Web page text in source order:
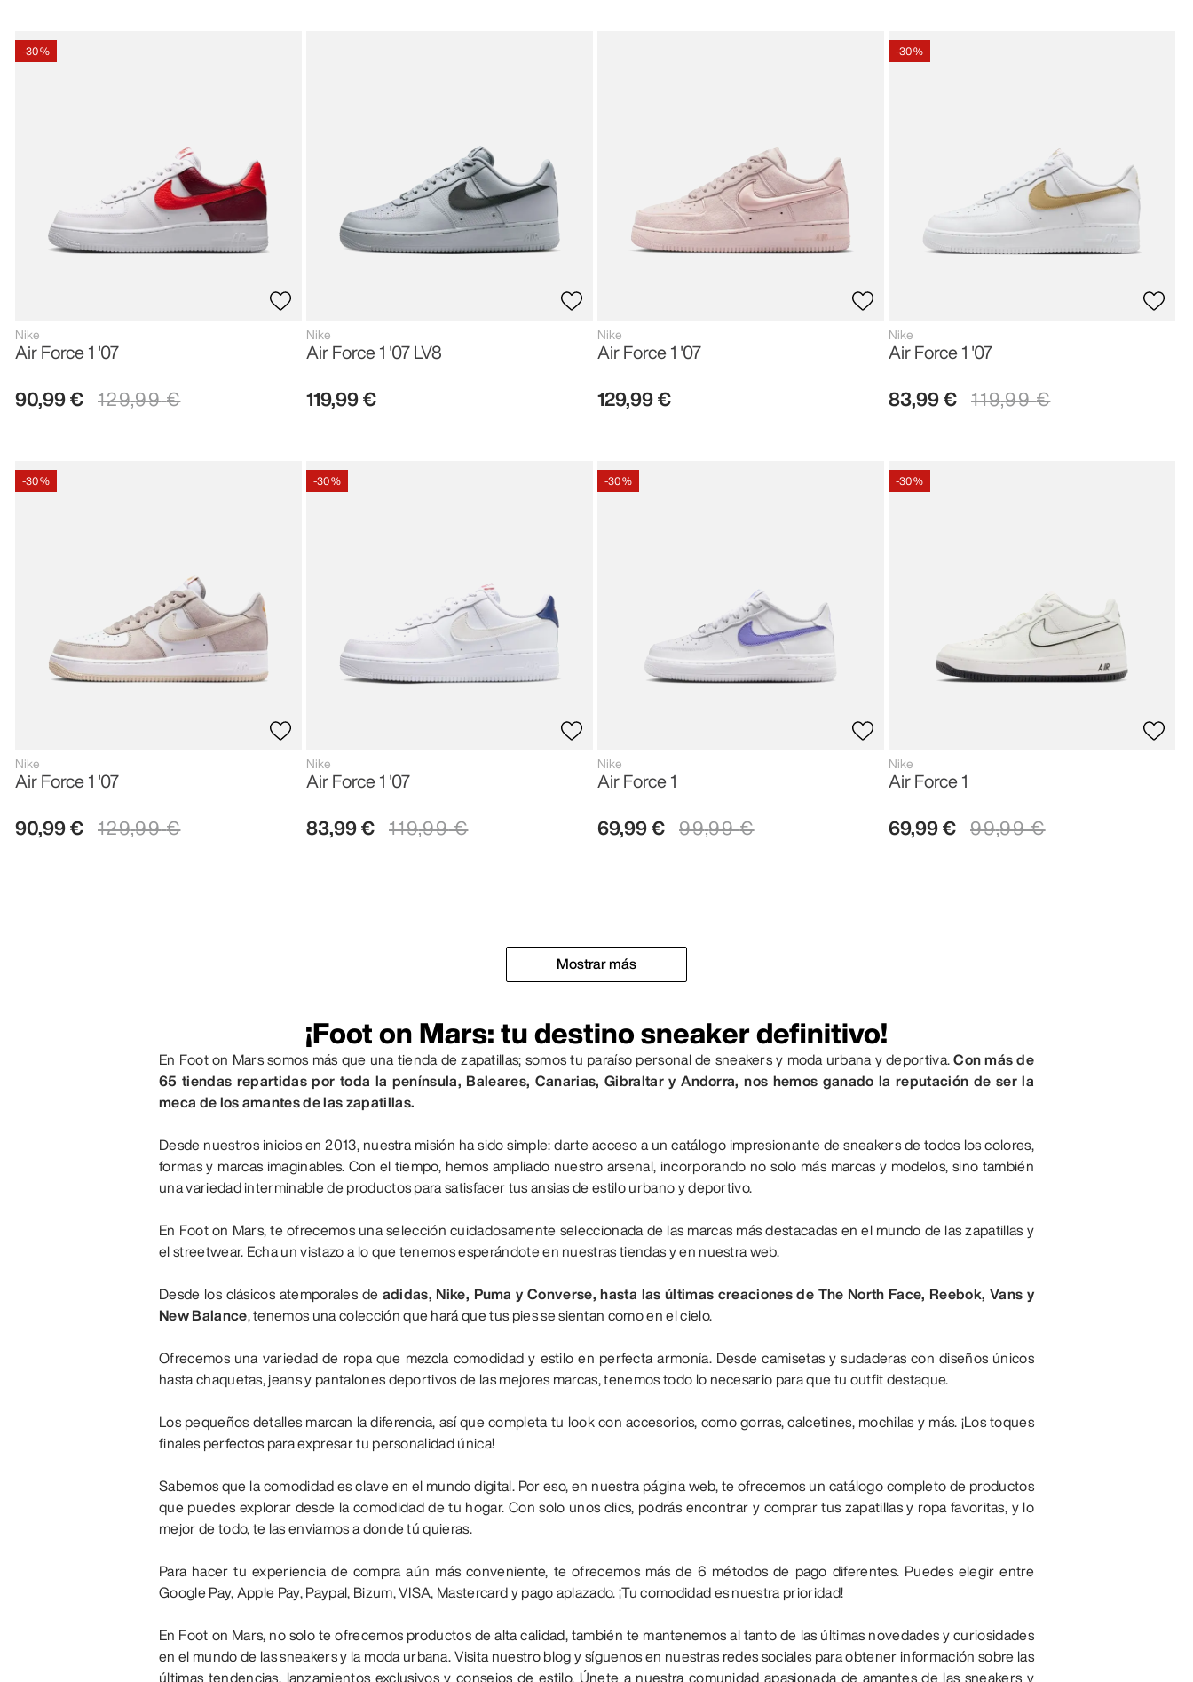
-30 %
Nike
Air Force 1 '07
90,99 € 129,99 €
Nike
Air Force 1 '07 LV8
119,99 €
Nike
Air Force 1 '07
129,99 €
-30 %
Nike
Air Force 1 '07
83,99 € 119,99 €
-30 %
Nike
Air Force 1 '07
90,99 € 129,99 €
-30 %
Nike
Air Force 1 '07
83,99 € 119,99 €
-30 %
Nike
Air Force 1
69,99 € 99,99 €
-30 %
Nike
Air Force 1
69,99 € 99,99 €
Mostrar más
¡Foot on Mars: tu destino sneaker definitivo!
En Foot on Mars somos más que una tienda de zapatillas; somos tu paraíso personal de sneakers y moda urbana y deportiva.Con más de
65 tiendas repartidas por toda la península, Baleares, Canarias, Gibraltar y Andorra, nos hemos ganado la reputación de ser la
meca de los amantes de las zapatillas.
Desde nuestros inicios en 2013, nuestra misión ha sido simple: darte acceso a un catálogo impresionante de sneakers de todos los colores,
formas y marcas imaginables. Con el tiempo, hemos ampliado nuestro arsenal, incorporando no solo más marcas y modelos, sino también
una variedad interminable de productos para satisfacer tus ansias de estilo urbano y deportivo.
En Foot on Mars, te ofrecemos una selección cuidadosamente seleccionada de las marcas más destacadas en el mundo de las zapatillas y
el streetwear. Echa un vistazo a lo que tenemos esperándote en nuestras tiendas y en nuestra web.
Desde los clásicos atemporales de adidas, Nike, Puma y Converse, hasta las últimas creaciones de The North Face, Reebok, Vans y
New Balance , tenemos una colección que hará que tus pies se sientan como en el cielo.
Ofrecemos una variedad de ropa que mezcla comodidad y estilo en perfecta armonía. Desde camisetas y sudaderas con diseños únicos
hasta chaquetas, jeans y pantalones deportivos de las mejores marcas, tenemos todo lo necesario para que tu outfit destaque.
Los pequeños detalles marcan la diferencia, así que completa tu look con accesorios, como gorras, calcetines, mochilas y más. ¡Los toques
finales perfectos para expresar tu personalidad única!
Sabemos que la comodidad es clave en el mundo digital. Por eso, en nuestra página web, te ofrecemos un catálogo completo de productos
que puedes explorar desde la comodidad de tu hogar. Con solo unos clics, podrás encontrar y comprar tus zapatillas y ropa favoritas, y lo
mejor de todo, te las enviamos a donde tú quieras.
Para hacer tu experiencia de compra aún más conveniente, te ofrecemos más de 6 métodos de pago diferentes. Puedes elegir entre
Google Pay, Apple Pay, Paypal, Bizum, VISA, Mastercard y pago aplazado. ¡Tu comodidad es nuestra prioridad!
En Foot on Mars, no solo te ofrecemos productos de alta calidad, también te mantenemos al tanto de las últimas novedades y curiosidades
en el mundo de las sneakers y la moda urbana. Visita nuestro blog y síguenos en nuestras redes sociales para obtener información sobre las
últimas tendencias, lanzamientos exclusivos y consejos de estilo. Únete a nuestra comunidad apasionada de amantes de las sneakers y